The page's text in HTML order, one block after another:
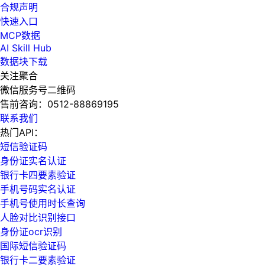
合规声明
快速入口
MCP数据
AI Skill Hub
数据块下载
关注聚合
微信服务号二维码
售前咨询： 0512-88869195
联系我们
热门API：
短信验证码
身份证实名认证
银行卡四要素验证
手机号码实名认证
手机号使用时长查询
人脸对比识别接口
身份证ocr识别
国际短信验证码
银行卡二要素验证